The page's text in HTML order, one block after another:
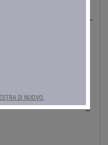


DI NUOVO.